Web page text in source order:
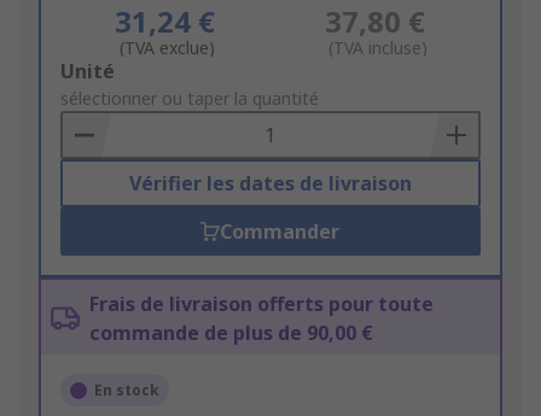
31,24 €
(TVA exclue)
37,80 €
(TVA incluse)
Add
to
Basket
Unité
sélectionner ou taper la quantité
Vérifier les dates de livraison
Commander
Frais de livraison offerts pour toute
commande de plus de 90,00 €
En stock